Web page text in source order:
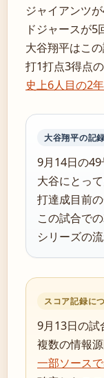
ジャイアンツ
ドジャースが5
大谷翔平はこ
打1打点3得点の
史上6人目の2
大谷翔平の記
9月14日の49
大谷にとっ
打達成目前の
この試合で
シリーズの
スコア記録に
9月13日の試
複数の情報
一部ソース